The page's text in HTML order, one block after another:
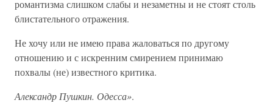
романтизма слишком слабы и незаметны и не стоят столь
блистательного отражения.
Не хочу или не имею права жаловаться по другому
отношению и с искренним смирением принимаю
похвалы (не) известного критика.
Александр Пушкин. Одесса».